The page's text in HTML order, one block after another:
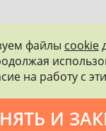
ПРИ ПОДДЕРЖКЕ
ПЕТЕРБУРГА
с согласия
файлы cookie
на работу с
И